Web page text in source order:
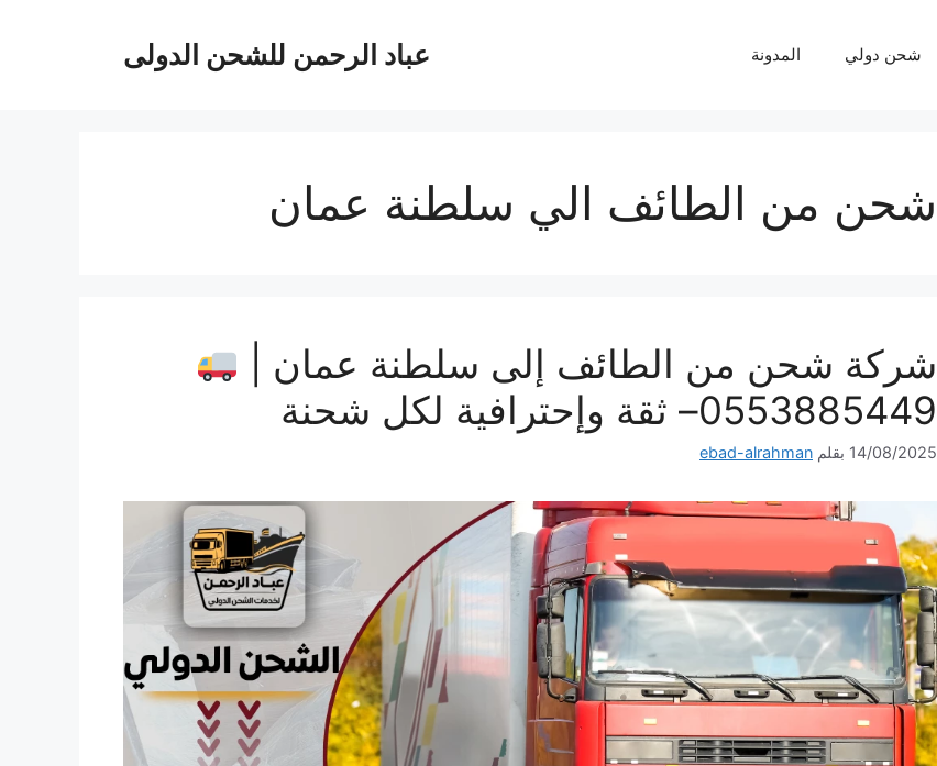
عباد الرحمن للشحن الدولى شحن دولي المدونة
شحن من الطائف الي سلطنة عمان
شركة شحن من الطائف إلى سلطنة عمان |
0553885449– ثقة وإحترافية لكل شحنة
14/08/2025 بقلم ebad-alrahman